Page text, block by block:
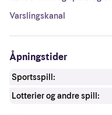
Varslingskanal
Åpningstider
Sportsspill:
Lotterier og andre spill: